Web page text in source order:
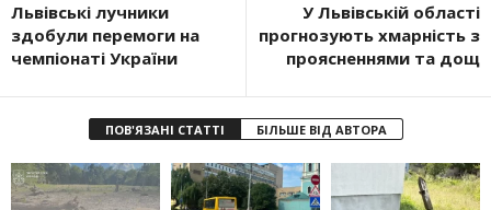
Львівські лучники
здобули перемоги на
чемпіонаті України
У Львівській області
прогнозують хмарність з
проясненнями та дощ
ПОВ'ЯЗАНІ СТАТТІ БІЛЬШЕ ВІД АВТОРА